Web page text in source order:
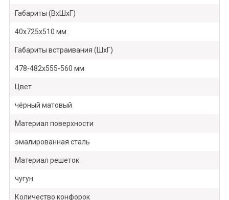
Габариты (ВхШхГ)
40x725x510 мм
Габариты встраивания (ШхГ)
478-482x555-560 мм
Цвет
чёрный матовый
Материал поверхности
эмалированная сталь
Материал решеток
чугун
Количество конфорок